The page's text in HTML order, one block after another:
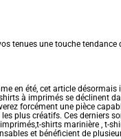
tenues une touche
en été, cet article
à imprimés se déclinent
forcément une pièce
plus créatifs. Ces derniers
t-shirts marinière, t-
et bénéficient de